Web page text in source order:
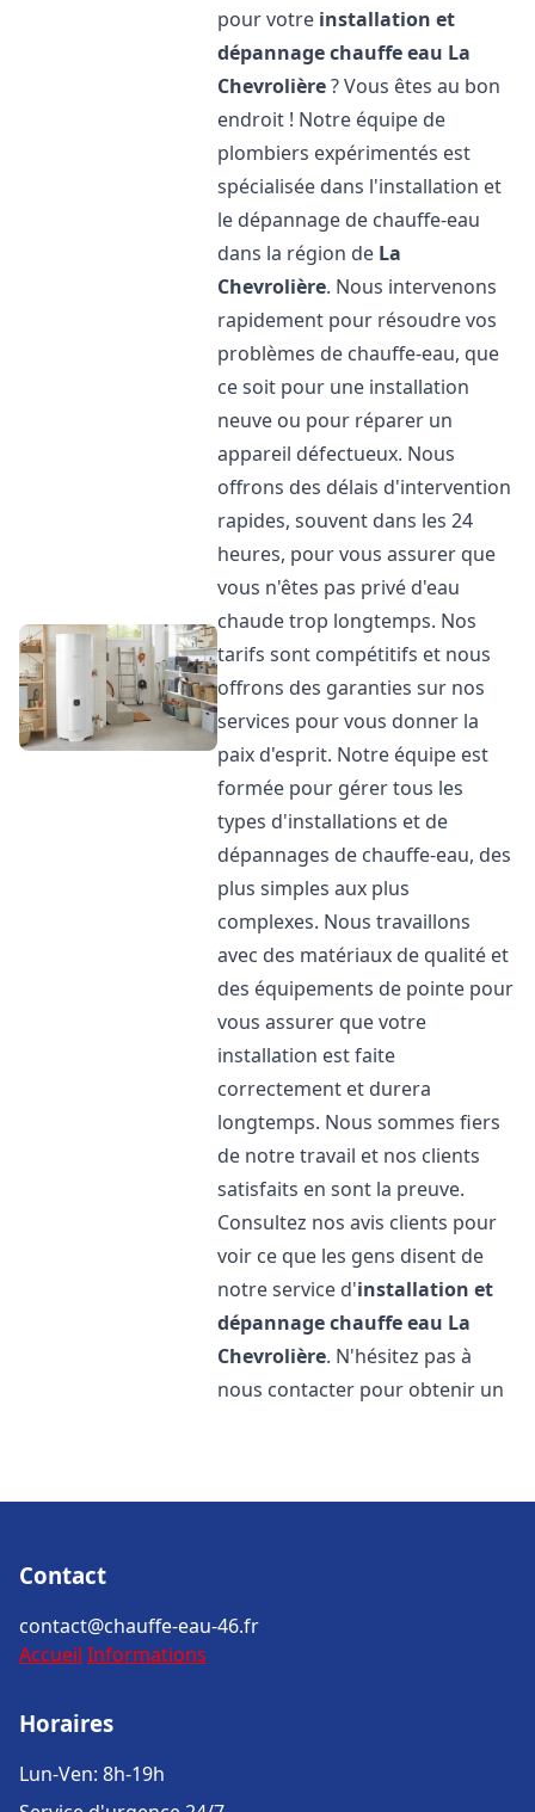
pour votre installation et
dépannage chauffe eau La
Chevrolière? Vous êtes au bon
endroit ! Notre équipe de
plombiers expérimentés est
spécialisée dans l'installation et
le dépannage de chauffe-eau
dans la région de La
Chevrolière. Nous intervenons
rapidement pour résoudre vos
problèmes de chauffe-eau, que
ce soit pour une installation
neuve ou pour réparer un
appareil défectueux. Nous
offrons des délais d'intervention
rapides, souvent dans les 24
heures, pour vous assurer que
vous n'êtes pas privé d'eau
chaude trop longtemps. Nos
tarifs sont compétitifs et nous
offrons des garanties sur nos
services pour vous donner la
paix d'esprit. Notre équipe est
formée pour gérer tous les
types d'installations et de
dépannages de chauffe-eau, des
plus simples aux plus
complexes. Nous travaillons
avec des matériaux de qualité et
des équipements de pointe pour
vous assurer que votre
installation est faite
correctement et durera
longtemps. Nous sommes fiers
de notre travail et nos clients
satisfaits en sont la preuve.
Consultez nos avis clients pour
voir ce que les gens disent de
notre service d'installation et
dépannage chauffe eau La
Chevrolière. N'hésitez pas à
nous contacter pour obtenir un
Contact
contact@chauffe-eau-46.fr
Accueil Informations
Horaires
Lun-Ven: 8h-19h